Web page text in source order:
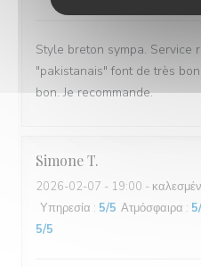
Style breton sympa. Service
"pakistanais" font de très
bon. Je recommande.
SimoneT
2026-02-07 - 19:00 -
Υπηρεσία : 5/5 Ατμόσφαιρα : 5
5/5